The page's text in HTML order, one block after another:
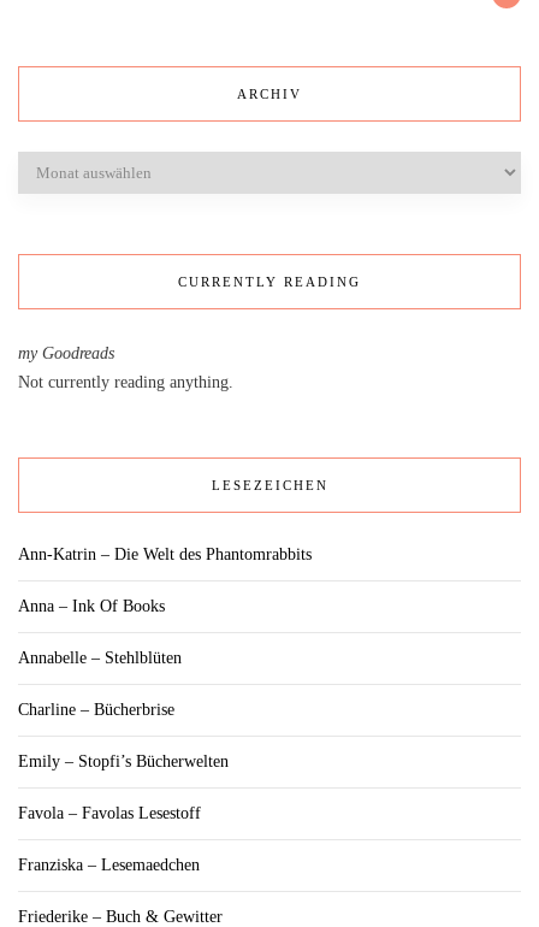
ARCHIV
CURRENTLY READING
my Goodreads
Not currently reading anything.
LESEZEICHEN
Ann-Katrin – Die Welt des Phantomrabbits
Anna – Ink Of Books
Annabelle – Stehlblüten
Charline – Bücherbrise
Emily – Stopfi’s Bücherwelten
Favola – Favolas Lesestoff
Franziska – Lesemaedchen
Friederike – Buch & Gewitter